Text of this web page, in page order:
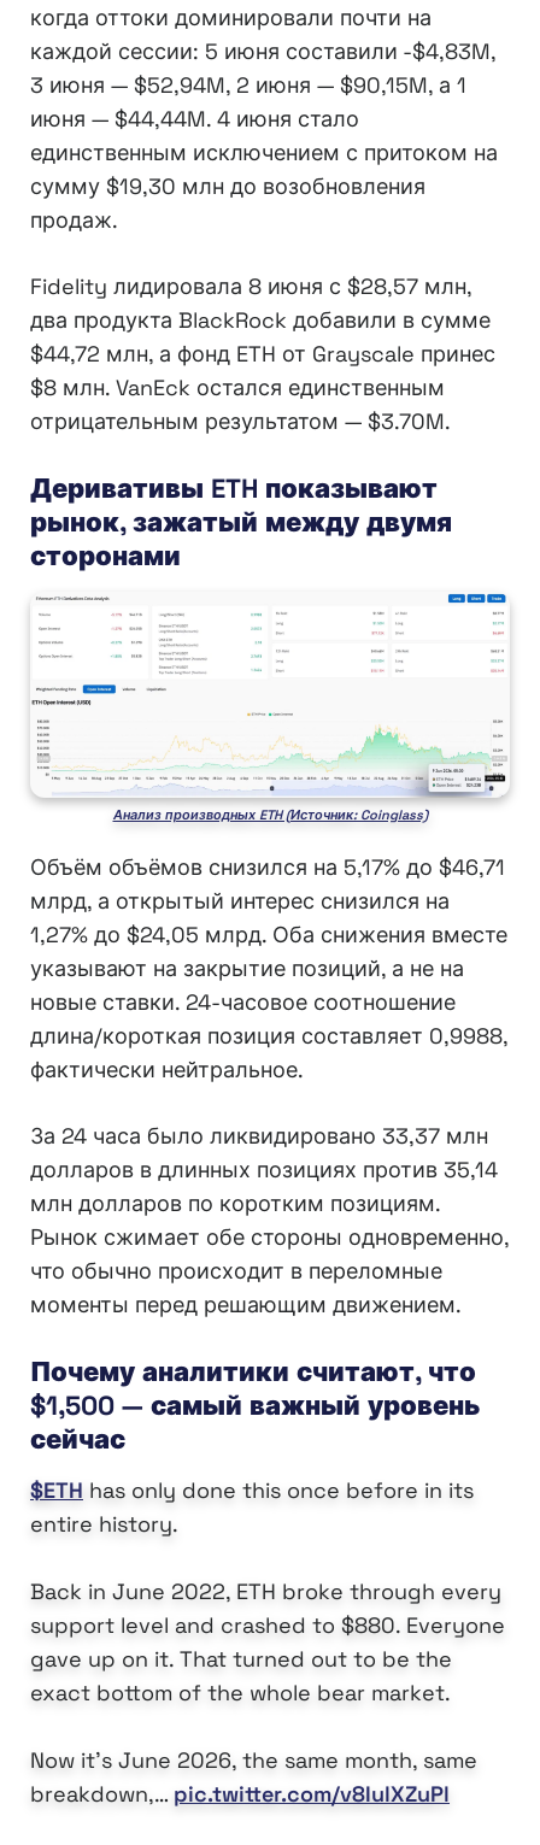
когда оттоки доминировали почти на
каждой сессии: 5 июня составили -$4,83M,
3 июня — $52,94M, 2 июня — $90,15M, а 1
июня — $44,44M. 4 июня стало
единственным исключением с притоком на
сумму $19,30 млн до возобновления
продаж.
Fidelity лидировала 8 июня с $28,57 млн,
два продукта BlackRock добавили в сумме
$44,72 млн, а фонд ETH от Grayscale принес
$8 млн. VanEck остался единственным
отрицательным результатом — $3.70M.
Деривативы ETH показывают
рынок, зажатый между двумя
сторонами
Анализ производных ETH (Источник: Coinglass)
Объём объёмов снизился на 5,17% до $46,71
млрд, а открытый интерес снизился на
1,27% до $24,05 млрд. Оба снижения вместе
указывают на закрытие позиций, а не на
новые ставки. 24-часовое соотношение
длина/короткая позиция составляет 0,9988,
фактически нейтральное.
За 24 часа было ликвидировано 33,37 млн
долларов в длинных позициях против 35,14
млн долларов по коротким позициям.
Рынок сжимает обе стороны одновременно,
что обычно происходит в переломные
моменты перед решающим движением.
Почему аналитики считают, что
$1,500 — самый важный уровень
сейчас
$ETH has only done this once before in its
entire history.
Back in June 2022, ETH broke through every
support level and crashed to $880. Everyone
gave up on it. That turned out to be the
exact bottom of the whole bear market.
Now it's June 2026, the same month, same
breakdown,… pic.twitter.com/v8IulXZuPl